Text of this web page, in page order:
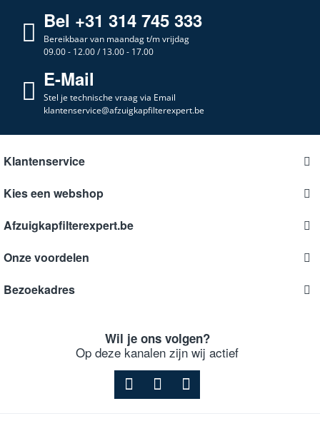
Bel +31 314 745 333
Bereikbaar van maandag t/m vrijdag
09.00 - 12.00 / 13.00 - 17.00
E-Mail
Stel je technische vraag via Email
klantenservice@afzuigkapfilterexpert.be
Klantenservice
Kies een webshop
Afzuigkapfilterexpert.be
Onze voordelen
Bezoekadres
Wil je ons volgen?
Op deze kanalen zijn wij actief